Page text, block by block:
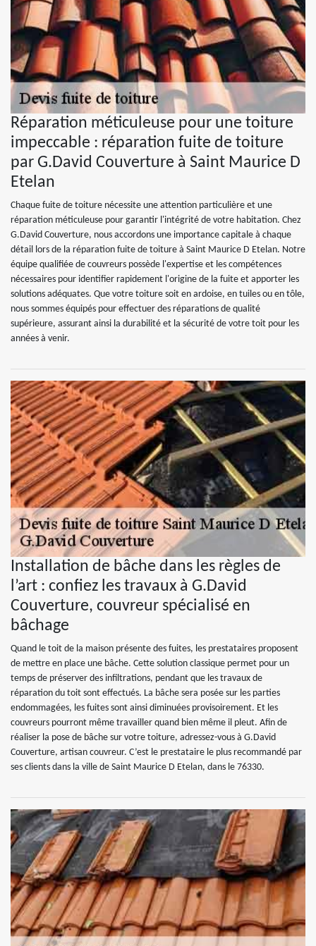
Réparation méticuleuse pour une toiture
impeccable : réparation fuite de toiture
par G.David Couverture à Saint Maurice D
Etelan
Chaque fuite de toiture nécessite une attention particulière et une
réparation méticuleuse pour garantir l'intégrité de votre habitation. Chez
G.David Couverture, nous accordons une importance capitale à chaque
détail lors de la réparation fuite de toiture à Saint Maurice D Etelan. Notre
équipe qualifiée de couvreurs possède l'expertise et les compétences
nécessaires pour identifier rapidement l'origine de la fuite et apporter les
solutions adéquates. Que votre toiture soit en ardoise, en tuiles ou en tôle,
nous sommes équipés pour effectuer des réparations de qualité
supérieure, assurant ainsi la durabilité et la sécurité de votre toit pour les
années à venir.
Installation de bâche dans les règles de
l’art : confiez les travaux à G.David
Couverture, couvreur spécialisé en
bâchage
Quand le toit de la maison présente des fuites, les prestataires proposent
de mettre en place une bâche. Cette solution classique permet pour un
temps de préserver des infiltrations, pendant que les travaux de
réparation du toit sont effectués. La bâche sera posée sur les parties
endommagées, les fuites sont ainsi diminuées provisoirement. Et les
couvreurs pourront même travailler quand bien même il pleut. Afin de
réaliser la pose de bâche sur votre toiture, adressez-vous à G.David
Couverture, artisan couvreur. C’est le prestataire le plus recommandé par
ses clients dans la ville de Saint Maurice D Etelan, dans le 76330.